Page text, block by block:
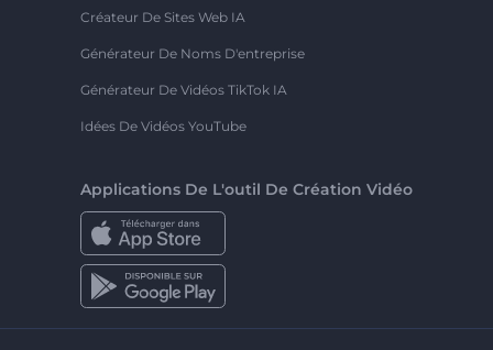
Créateur De Sites Web IA
Générateur De Noms D'entreprise
Générateur De Vidéos TikTok IA
Idées De Vidéos YouTube
Applications De L'outil De Création Vidéo